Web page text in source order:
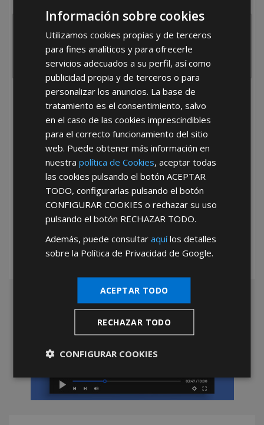
*Abstenerse particulares, sólo venta a tiendas y empresas minoristas y
mayoristas.
Información sobre cookies
Utilizamos cookies propias y de terceros
para fines analíticos y para ofrecerle
servicios adecuados a su perfil, así como
publicidad propia y de terceros o para
personalizar los anuncios. La base de
tratamiento es el consentimiento, salvo
en el caso de las cookies imprescindibles
para el correcto funcionamiento del sitio
web. Puede obtener más información en
nuestrapolítica de Cookies, aceptar todas
las cookies pulsando el botónACEPTAR
TODO, configurarlas pulsando el botón
CONFIGURAR COOKIES o rechazar su uso
pulsando el botón RECHAZAR TODO.
Además, puede consultaraquílos detalles
sobre la Política de Privacidad de Google.
ACEPTAR TODO
RECHAZAR TODO
CONFIGURAR COOKIES